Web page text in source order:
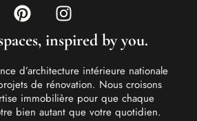
inspired by you.
d’architecture intérieure nationale
de rénovation. Nous croisons
immobilière pour que chaque
bien autant que votre quotidien.